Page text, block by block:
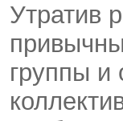
Утратив
группы и